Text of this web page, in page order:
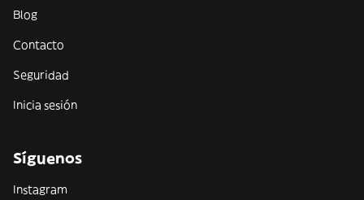
Blog
Contacto
Seguridad
Inicia sesión
Síguenos
Instagram